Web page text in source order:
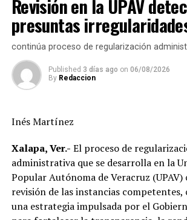
interrupciones programadas en el
registradas en los últimos días
técnicas indispensables para la
las cuales permitirán brindar un
confiable y de mayor calidad.
acuerdos alcanzados destaca la
trabajos de sustitución de postes,
eléctricas y cambio de transformadores,
forman parte del programa de
infraestructura eléctrica que impulsa la
municipio.
Destacó que, en apenas siete meses, la
Revisión en la UPAV
presuntas
continúa proceso de regularización
Published 3 días ago on 06/08/2026
By Redaccion
Inés Martínez
Xalapa, Ver.- El proceso de
administrativa que se desarrolla en la
Popular Autónoma de Veracruz
revisión de las instancias competentes,
una estrategia impulsada por el